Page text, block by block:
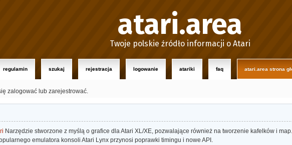
atari.area
Twoje polskie źródło informacji o Atari
regulamin szukaj rejestracja logowanie atariki faq atari.area strona
zalogować lub zarejestrować.
Narzędzie stworzone z myślą o grafice dla Atari XL/XE, pozwalające również na tworzenie kafelków i map.
emulatora konsoli Atari Lynx przynosi poprawki timingu i nowe API.